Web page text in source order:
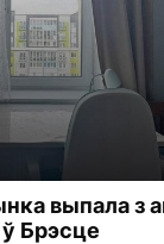
выпала з
ў Брэсце